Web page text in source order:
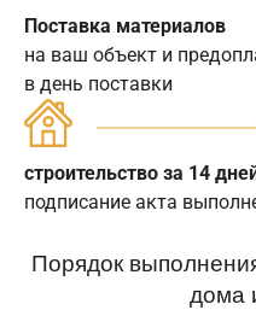
Поставка материалов
на ваш объект и
в день поставки
строительство за 14
подписание акта
Порядок
дома